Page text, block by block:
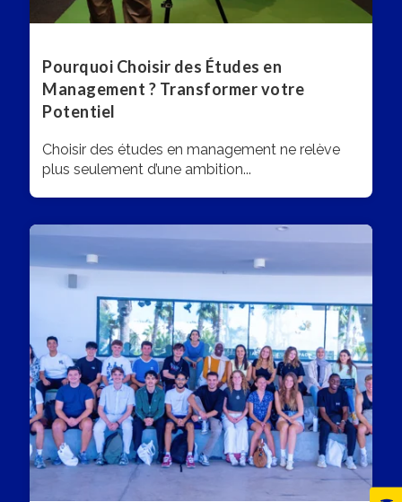
Pourquoi Choisir des Études en
Management ? Transformer votre
Potentiel
Choisir des études en management ne relève
plus seulement d’une ambition...